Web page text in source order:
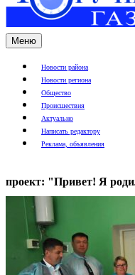
Меню
Новости района
Новости региона
Общество
Происшествия
Актуально
Написать редактору
Реклама, объявления
проект: "Привет! Я